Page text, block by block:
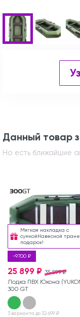
Данный товар
Но есть ближайшие
Мягкая накладка с
сумкойНавесной
подарок!
-9700 ₽
35 599 ₽
25 899 ₽
Лодка ПВХ Юкона
300 GT
3 варианта до 32 699 ₽